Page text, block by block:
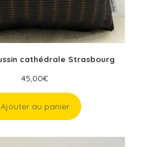
cathédrale Strasbourg
45,00€
Ajouter au panier